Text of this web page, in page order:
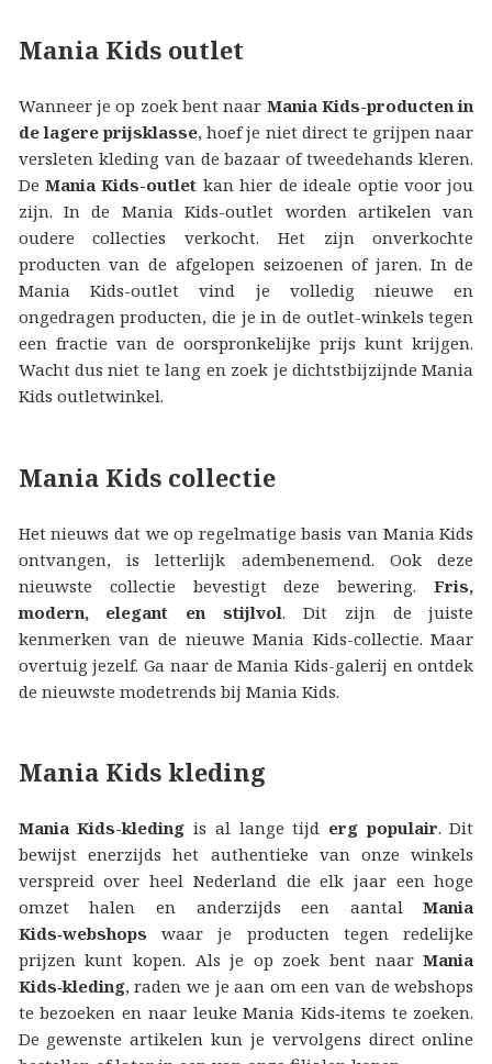
Mania Kids outlet
Wanneer je op zoek bent naar Mania Kids-producten in
de lagere prijsklasse, hoef je niet direct te grijpen naar
versleten kleding van de bazaar of tweedehands kleren.
De Mania Kids-outlet kan hier de ideale optie voor jou
zijn. In de Mania Kids-outlet worden artikelen van
oudere collecties verkocht. Het zijn onverkochte
producten van de afgelopen seizoenen of jaren. In de
Mania Kids-outlet vind je volledig nieuwe en
ongedragen producten, die je in de outlet-winkels tegen
een fractie van de oorspronkelijke prijs kunt krijgen.
Wacht dus niet te lang en zoek je dichtstbijzijnde Mania
Kids outletwinkel.
Mania Kids collectie
Het nieuws dat we op regelmatige basis van Mania Kids
ontvangen, is letterlijk adembenemend. Ook deze
nieuwste collectie bevestigt deze bewering.Fris,
modern, elegant en stijlvol. Dit zijn de juiste
kenmerken van de nieuwe Mania Kids-collectie. Maar
overtuig jezelf. Ga naar de Mania Kids-galerij en ontdek
de nieuwste modetrends bij Mania Kids.
Mania Kids kleding
Mania Kids-kleding is al lange tijd erg populair. Dit
bewijst enerzijds het authentieke van onze winkels
verspreid over heel Nederland die elk jaar een hoge
omzet halen en anderzijds een aantalMania
Kids‑webshops waar je producten tegen redelijke
prijzen kunt kopen. Als je op zoek bent naarMania
Kids‑kleding, raden we je aan om een van de webshops
te bezoeken en naar leuke Mania Kids‑items te zoeken.
De gewenste artikelen kun je vervolgens direct online